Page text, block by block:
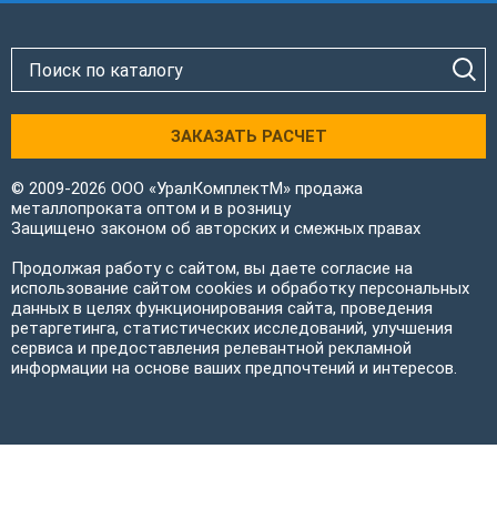
ЗАКАЗАТЬ РАСЧЕТ
© 2009-2026 ООО «УралКомплектМ» продажа
металлопроката оптом и в розницу
Защищено законом об авторских и смежных правах
Продолжая работу с сайтом, вы даете согласие на
использование сайтом cookies и обработку персональных
данных в целях функционирования сайта, проведения
ретаргетинга, статистических исследований, улучшения
сервиса и предоставления релевантной рекламной
информации на основе ваших предпочтений и интересов.